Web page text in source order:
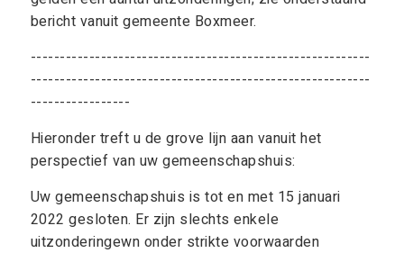
bericht vanuit gemeente Boxmeer.
----------------------------------------------------------
----------------------------------------------------------
-----------------
Hieronder treft u de grove lijn aan vanuit het
perspectief van uw gemeenschapshuis:
Uw gemeenschapshuis is tot en met 15 januari
2022 gesloten. Er zijn slechts enkele
uitzonderingewn onder strikte voorwaarden